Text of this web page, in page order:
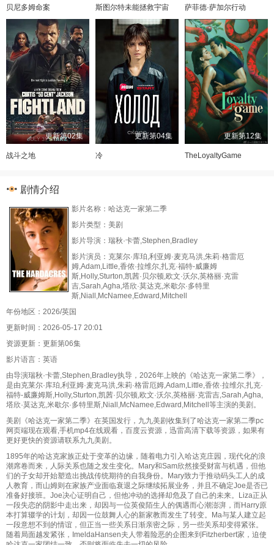
贝尼多姆命案 斯图尔特未能拯救宇宙 萨菲德·萨加尔行动
更新第02集
战斗之地
更新第04集
冷
更新第12集
TheLoyaltyGame
剧情介绍
影片名称：哈达克一家第二季
影片类型：美剧
影片导演：瑞秋·卡蕾,Stephen,Bradley
影片演员：克莱尔·库珀,利亚姆·麦克马洪,朱莉·格雷厄
姆,Adam,Little,香侬·拉维尔,扎克·福特-威廉姆
斯,Holly,Sturton,凯茜·贝尔顿,欧文·沃尔,英格丽·克雷
吉,Sarah,Agha,塔欣·莫达克,米歇尔·多特里
斯,Niall,McNamee,Edward,Mitchell
年份地区：2026/英国
更新时间：2026-05-17 20:01
资源更新：更新第06集
影片语言：英语
由导演瑞秋·卡蕾,Stephen,Bradley执导，2026年上映的《哈达克一家第二季》，
是由克莱尔·库珀,利亚姆·麦克马洪,朱莉·格雷厄姆,Adam,Little,香侬·拉维尔,扎克·
福特-威廉姆斯,Holly,Sturton,凯茜·贝尔顿,欧文·沃尔,英格丽·克雷吉,Sarah,Agha,
塔欣·莫达克,米歇尔·多特里斯,Niall,McNamee,Edward,Mitchell等主演的美剧。
美剧《哈达克一家第二季》在英国发行，九九美剧收集到了哈达克一家第二季pc
网页端现在观看,手机mp4在线观看，百度云资源，迅雷高清下载等资源，如果有
更好更快的资源请联系九九美剧。
1895年的哈达克家族正处于变革的边缘，随着电力引入哈达克庄园，现代化的浪
潮席卷而来，人际关系也随之发生变化。Mary和Sam欣然接受财富与机遇，但他
们的子女却开始塑造出挑战传统期待的自我身份。Mary致力于推动码头工人的成
人教育，而山姆则在家族产业面临衰退之际继续拓展业务，并且不确定Joe是否已
准备好接班。Joe决心证明自己，但他冲动的选择却危及了自己的未来。Liza正从
一段失恋的阴影中走出来，却因与一位英俊陌生人的偶遇而心潮澎湃，而Harry原
本打算辍学的计划，却因一位鼓舞人心的新家教而发生了转变。Ma与某人建立起
一段意想不到的情谊，但正当一些关系日渐亲密之际，另一些关系却变得紧张。
随着局面越发紧张，ImeldaHansen夫人带着险恶的企图来到Fitzherbert家，迫使